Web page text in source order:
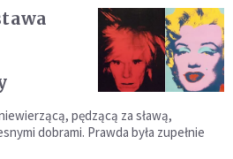
pędzącą za sławą,
dobrami. Prawda była zupełnie